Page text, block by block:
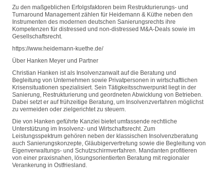
Zu den maßgeblichen Erfolgsfaktoren beim Restrukturierungs- und
Turnaround Management zählen für Heidemann & Küthe neben den
Instrumenten des modernen deutschen Sanierungsrechts ihre
Kompetenzen für distressed und non-distressed M&A-Deals sowie im
Gesellschaftsrecht.
https://www.heidemann-kuethe.de/
Über Hanken Meyer und Partner
Christian Hanken ist als Insolvenzanwalt auf die Beratung und
Begleitung von Unternehmen sowie Privatpersonen in wirtschaftlichen
Krisensituationen spezialisiert. Sein Tätigkeitsschwerpunkt liegt in der
Sanierung, Restrukturierung und geordneten Abwicklung von Betrieben.
Dabei setzt er auf frühzeitige Beratung, um Insolvenzverfahren möglichst
zu vermeiden oder zielgerichtet zu steuern.
Die von Hanken geführte Kanzlei bietet umfassende rechtliche
Unterstützung im Insolvenz- und Wirtschaftsrecht. Zum
Leistungsspektrum gehören neben der klassischen Insolvenzberatung
auch Sanierungskonzepte, Gläubigervertretung sowie die Begleitung von
Eigenverwaltungs- und Schutzschirmverfahren. Mandanten profitieren
von einer praxisnahen, lösungsorientierten Beratung mit regionaler
Verankerung in Ostfriesland.